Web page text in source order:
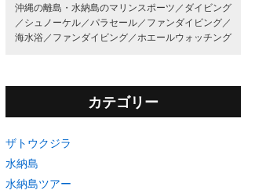
沖縄の離島・水納島のマリンスポーツ／ ダイビング
／ シュノーケル／ パラセール／ ファンダイビング／
海水浴／ ファンダイビング／ ホエールウォッチング
カテゴリー
ザトウクジラ
水納島
水納島ツアー